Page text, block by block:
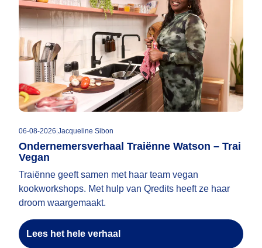
06-08-2026 Jacqueline Sibon
Ondernemersverhaal Traiënne Watson – Trai
Vegan
Traiënne geeft samen met haar team vegan
kookworkshops. Met hulp van Qredits heeft ze haar
droom waargemaakt.
Lees het hele verhaal